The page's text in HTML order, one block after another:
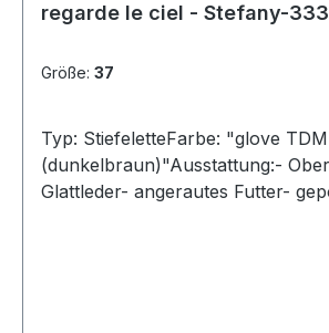
regarde le ciel - Stefany-
Größe: 37
Typ: StiefeletteFarbe: "glove TDM
(dunkelbraun)"Ausstattung:-
Glattleder- angerautes Futter-